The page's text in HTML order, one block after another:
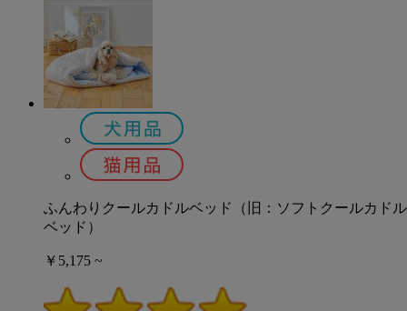
ふんわりクールカドルベッド（旧：ソフトクールカドル
ベッド）
￥5,175 ~